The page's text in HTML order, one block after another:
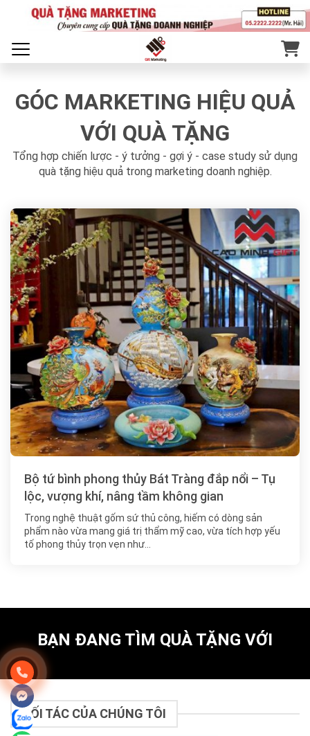
GÓC MARKETING HIỆU QUẢ
VỚI QUÀ TẶNG
Tổng hợp chiến lược - ý tưởng - gợi ý - case study sử dụng
quà tặng hiệu quả trong marketing doanh nghiệp.
Bộ tứ bình phong thủy Bát Tràng đắp nổi – Tụ
lộc, vượng khí, nâng tầm không gian
Trong nghệ thuật gốm sứ thủ công, hiếm có dòng sản
phẩm nào vừa mang giá trị thẩm mỹ cao, vừa tích hợp yếu
tố phong thủy trọn vẹn như…
BẠN ĐANG TÌM QUÀ TẶNG VỚI
ĐỐI TÁC CỦA CHÚNG TÔI